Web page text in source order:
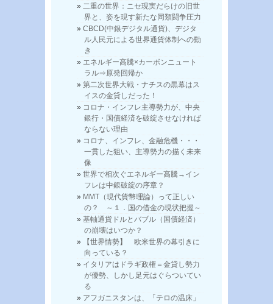
二重の世界：ニセ現実だらけの旧世
界と、姿を現す新たな同類闘争圧力
CBCD(中銀デジタル通貨)、デジタ
ル人民元による世界通貨体制への動
き
エネルギー高騰×カーボンニュート
ラル⇒原発回帰か
第二次世界大戦・ナチスの黒幕はス
イスの金貸しだった！
コロナ・インフレ主導勢力が、中央
銀行・国債経済を破綻させなければ
ならない理由
コロナ、インフレ、金融危機・・・
一貫した狙い、主導勢力の描く未来
像
世界で相次ぐエネルギー高騰→イン
フレは中銀破綻の序章？
MMT（現代貨幣理論）って正しい
の？ ～１．国の借金の現状把握～
基軸通貨ドルとバブル（国債経済）
の崩壊はいつか？
【世界情勢】 欧米世界の幕引きに
向っている？
イタリアはドラギ政権＝金貸し勢力
が優勢、しかし足元はぐらついてい
る
アフガニスタンは、「テロの温床」